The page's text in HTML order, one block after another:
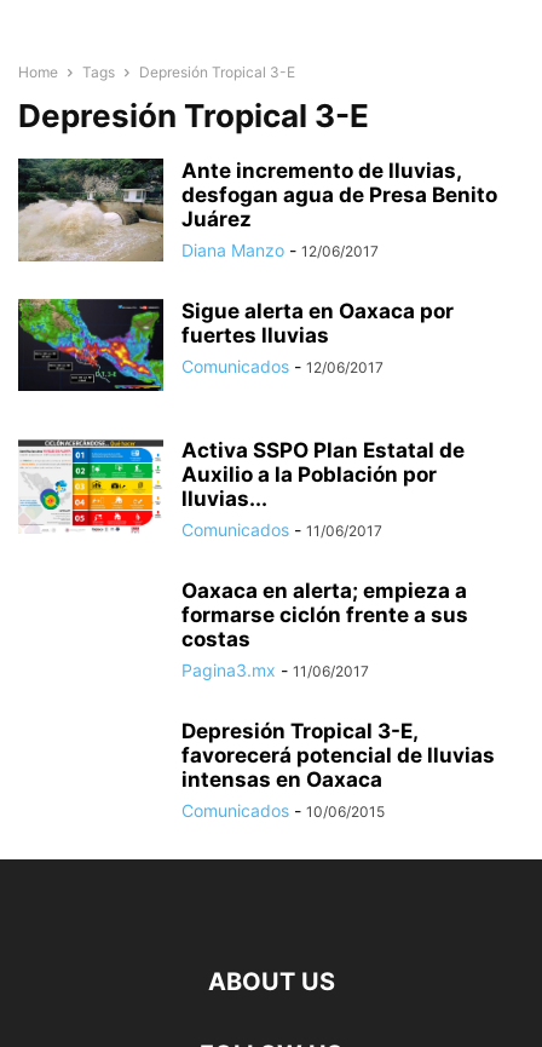
Home Tags Depresión Tropical 3-E
Depresión Tropical 3-E
Ante incremento de lluvias,
desfogan agua de Presa Benito
Juárez
Diana Manzo - 12/06/2017
Sigue alerta en Oaxaca por
fuertes lluvias
Comunicados - 12/06/2017
Activa SSPO Plan Estatal de
Auxilio a la Población por
lluvias...
Comunicados - 11/06/2017
Oaxaca en alerta; empieza a
formarse ciclón frente a sus
costas
Pagina3.mx - 11/06/2017
Depresión Tropical 3-E,
favorecerá potencial de lluvias
intensas en Oaxaca
Comunicados - 10/06/2015
ABOUT US